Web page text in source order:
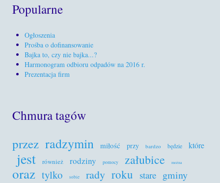
Popularne
Ogłoszenia
Prośba o dofinansowanie
Bajka to, czy nie bajka...?
Harmonogram odbioru odpadów na 2016 r.
Prezentacja firm
Chmura tagów
przez radzymin miłość przy bardzo będzie które
jest również rodziny pomocy załubice można
oraz tylko sobie rady roku stare gminy